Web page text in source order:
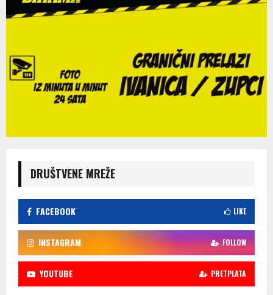
DRUŠTVENE MREŽE
FACEBOOK LIKE
INSTAGRAM FOLLOW
YOUTUBE PRETPLATA